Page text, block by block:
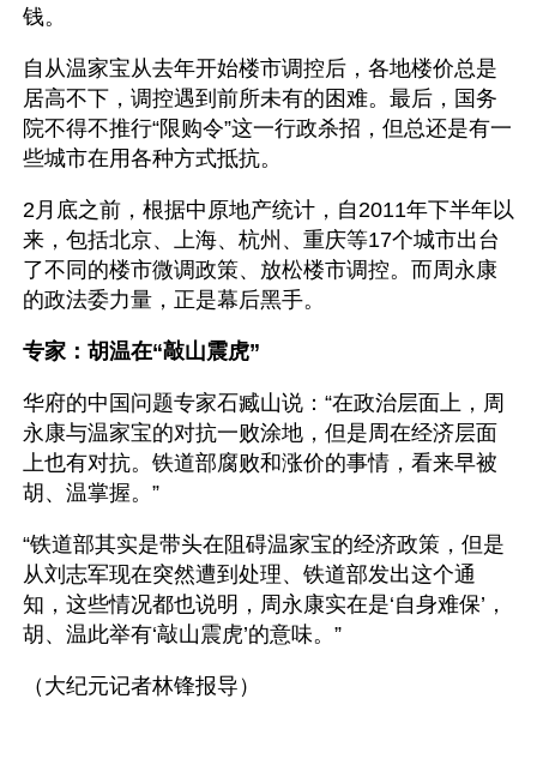
钱。
自从温家宝从去年开始楼市调控后，各地楼价总是
居高不下，调控遇到前所未有的困难。最后，国务
院不得不推行“限购令”这一行政杀招，但总还是有一
些城市在用各种方式抵抗。
2月底之前，根据中原地产统计，自2011年下半年以
来，包括北京、上海、杭州、重庆等17个城市出台
了不同的楼市微调政策、放松楼市调控。而周永康
的政法委力量，正是幕后黑手。
专家：胡温在“敲山震虎”
华府的中国问题专家石臧山说：“在政治层面上，周
永康与温家宝的对抗一败涂地，但是周在经济层面
上也有对抗。铁道部腐败和涨价的事情，看来早被
胡、温掌握。”
“铁道部其实是带头在阻碍温家宝的经济政策，但是
从刘志军现在突然遭到处理、铁道部发出这个通
知，这些情况都也说明，周永康实在是‘自身难保’，
胡、温此举有‘敲山震虎’的意味。”